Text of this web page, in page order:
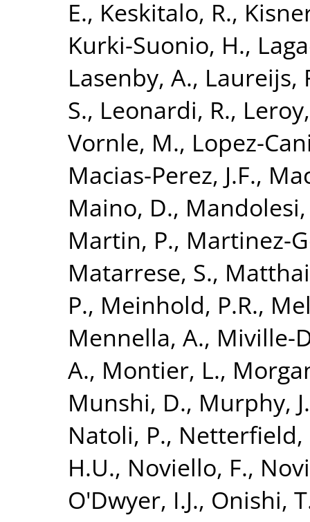
E., Keskitalo, R.,
Kurki-Suonio, H.,
Lasenby, A., Laureijs,
S., Leonardi, R.,
Vornle, M., Lopez-
Macias-Perez, J.F.,
Maino, D.,
Martin, P., Martinez-
Matarrese, S.,
P., Meinhold, P.R.,
Mennella, A., Miville-
A., Montier, L.,
Munshi, D., Murphy,
Natoli, P., Netterfield,
H.U., Noviello, F.,
O'Dwyer, I.J., Onishi,